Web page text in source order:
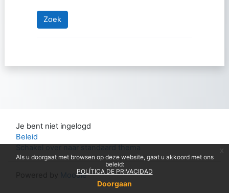
Je bent niet ingelogd
Beleid
Schakel over naar standaard thema
Moodle
Als u doorgaat met browsen op deze website, gaat u akkoord met ons
beleid:
POLÍTICA DE PRIVACIDAD
Doorgaan